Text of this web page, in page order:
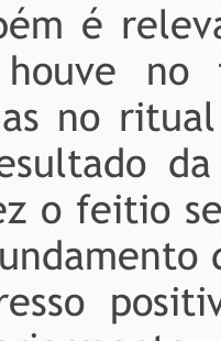
é
no
no
o feitio